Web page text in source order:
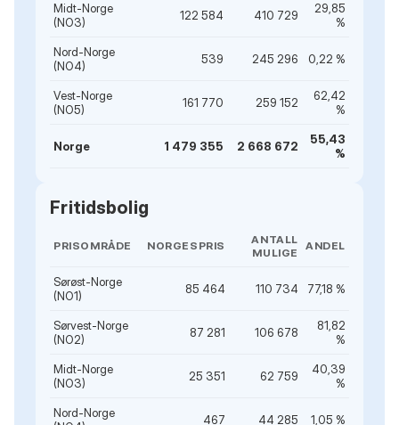
Midt-Norge
(NO3)
122 584 410 729
29,85
%
Nord-Norge
(NO4)
539 245 296 0,22 %
Vest-Norge
(NO5)
161 770 259 152
62,42
%
Norge 1 479 355 2 668 672
55,43
%
Fritidsbolig
PRISOMRÅDE NORGESPRIS
ANTALL
MULIGE
ANDEL
Sørøst-Norge
(NO1)
85 464 110 734 77,18 %
Sørvest-Norge
(NO2)
87 281 106 678
81,82
%
Midt-Norge
(NO3)
25 351 62 759
40,39
%
Nord-Norge
467 44 285 1,05 %